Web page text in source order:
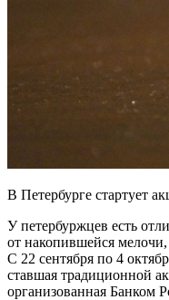
В Петербурге стартует
У петербуржцев есть
от накопившейся
С 22 сентября по 4
ставшая традиционной
организованная Банком